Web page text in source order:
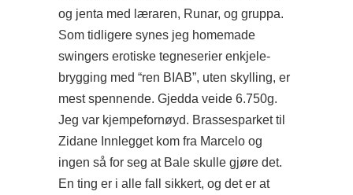
og jenta med læraren, Runar, og gruppa.
Som tidligere synes jeg homemade
swingers erotiske tegneserier enkjele-
brygging med “ren BIAB”, uten skylling, er
mest spennende. Gjedda veide 6.750g.
Jeg var kjempefornøyd. Brassesparket til
Zidane Innlegget kom fra Marcelo og
ingen så for seg at Bale skulle gjøre det.
En ting er i alle fall sikkert, og det er at